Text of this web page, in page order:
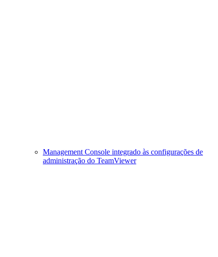
Management Console integrado às configurações de
administração do TeamViewer